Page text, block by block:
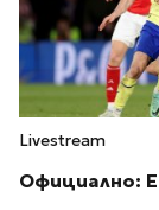
Livestream
Официално: